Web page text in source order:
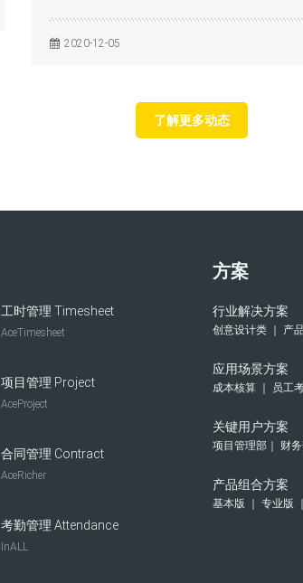
2020-12-05
了解更多动态
工时管理 Timesheet
AceTimesheet
项目管理 Project
AceProject
合同管理 Contract
AceRicher
考勤管理 Attendance
InALL
方案
行业解决方案
创意设计类 ｜ 产
应用场景方案
成本核算 ｜ 员工
关键用户方案
项目管理部｜ 财
产品组合方案
基本版 ｜ 专业版